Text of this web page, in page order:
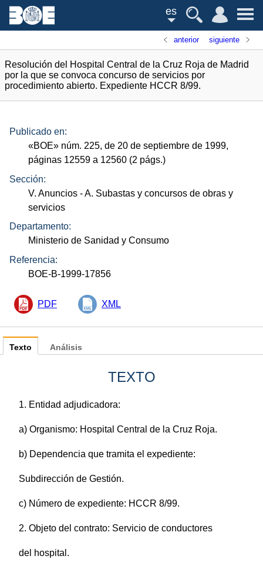
es
anterior siguiente
Resolución del Hospital Central de la Cruz Roja de Madrid
por la que se convoca concurso de servicios por
procedimiento abierto. Expediente HCCR 8/99.
Publicado en:
«BOE» núm. 225, de 20 de septiembre de 1999,
páginas 12559 a 12560 (2 págs.)
Sección:
V. Anuncios - A. Subastas y concursos de obras y
servicios
Departamento:
Ministerio de Sanidad y Consumo
Referencia:
BOE-B-1999-17856
PDF XML
Texto
TEXTO
1. Entidad adjudicadora:
a) Organismo: Hospital Central de la Cruz Roja.
b) Dependencia que tramita el expediente:
Subdirección de Gestión.
c) Número de expediente: HCCR 8/99.
2. Objeto del contrato: Servicio de conductores
del hospital.
Análisis